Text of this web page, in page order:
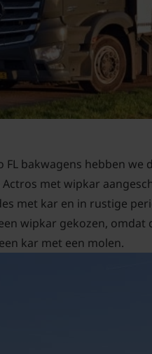
FL bakwagens hebben
met wipkar
met kar en in rustige
wipkar gekozen,
kar met een molen.